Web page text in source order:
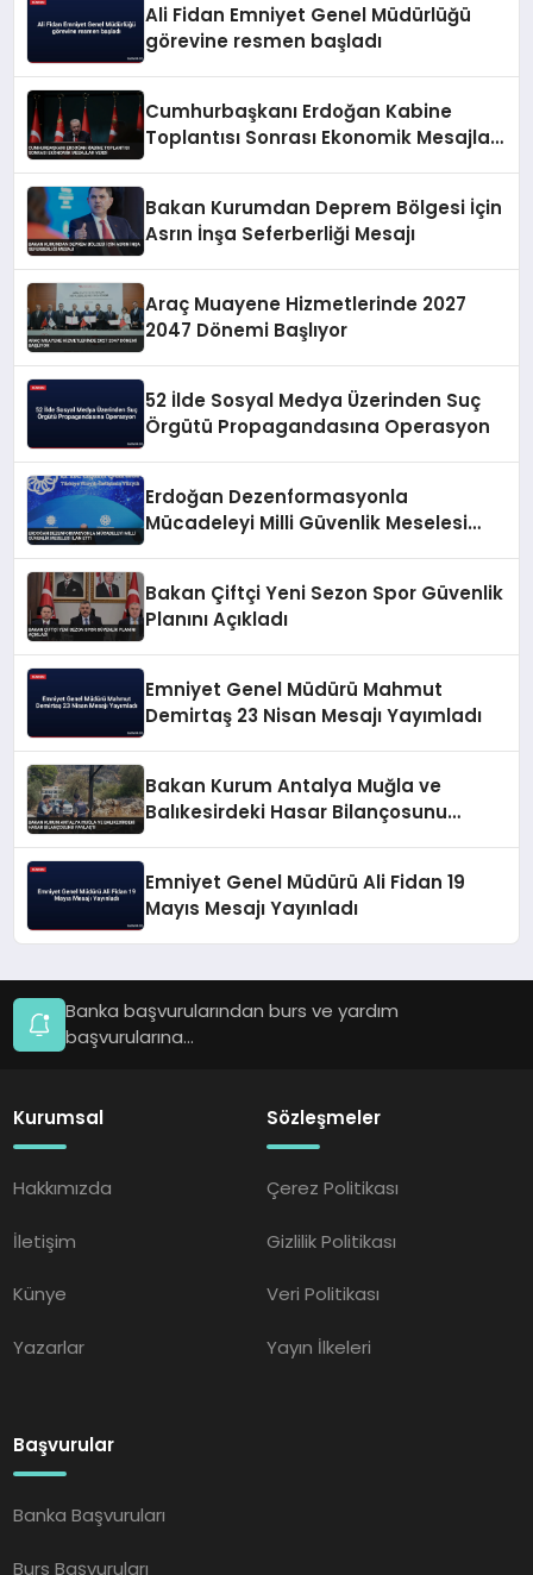
Ali Fidan Emniyet Genel Müdürlüğü
görevine resmen başladı
Cumhurbaşkanı Erdoğan Kabine
Toplantısı Sonrası Ekonomik Mesajlar
Bakan Kurumdan Deprem Bölgesi İçin
Asrın İnşa Seferberliği Mesajı
Araç Muayene Hizmetlerinde 2027
2047 Dönemi Başlıyor
52 İlde Sosyal Medya Üzerinden Suç
Örgütü Propagandasına Operasyon
Erdoğan Dezenformasyonla
Mücadeleyi Milli Güvenlik Meselesi
Bakan Çiftçi Yeni Sezon Spor Güvenlik
Planını Açıkladı
Emniyet Genel Müdürü Mahmut
Demirtaş 23 Nisan Mesajı Yayımladı
Bakan Kurum Antalya Muğla ve
Balıkesirdeki Hasar Bilançosunu
Emniyet Genel Müdürü Ali Fidan 19
Mayıs Mesajı Yayınladı
Banka başvurularından burs ve yardım
başvurularına...
Kurumsal
Hakkımızda
İletişim
Künye
Yazarlar
Sözleşmeler
Çerez Politikası
Gizlilik Politikası
Veri Politikası
Yayın İlkeleri
Başvurular
Banka Başvuruları
Burs Başvuruları